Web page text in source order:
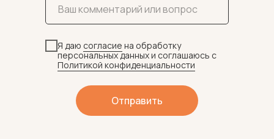
Я даю согласие на обработку
персональных данных и соглашаюсь c
Политикой конфиденциальности
Отправить